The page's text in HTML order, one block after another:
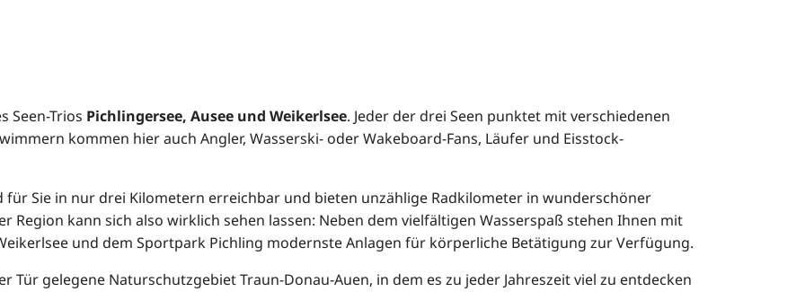
Seen-Trios Pichlingersee, Ausee und Weikerlsee. Jeder der drei Seen punktet mit verschiedenen
kommen hier auch Angler, Wasserski- oder Wakeboard-Fans, Läufer und Eisstock-
für Sie in nur drei Kilometern erreichbar und bieten unzählige Radkilometer in wunderschöner
Region kann sich also wirklich sehen lassen: Neben dem vielfältigen Wasserspaß stehen Ihnen mit
und dem Sportpark Pichling modernste Anlagen für körperliche Betätigung zur Verfügung.
Tür gelegene Naturschutzgebiet Traun-Donau-Auen, in dem es zu jeder Jahreszeit viel zu entdecken